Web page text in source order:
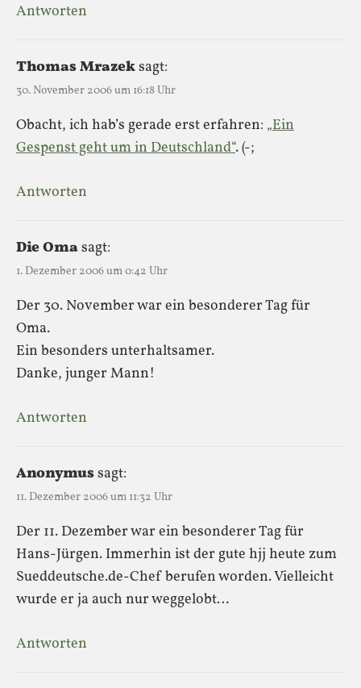
Antworten
Thomas Mrazeksagt:
30. November 2006 um 16:18 Uhr
Obacht, ich hab’s gerade erst erfahren: „Ein
Gespenst geht um in Deutschland“. (-;
Antworten
Die Omasagt:
1. Dezember 2006 um 0:42 Uhr
Der 30. November war ein besonderer Tag für
Oma.
Ein besonders unterhaltsamer.
Danke, junger Mann!
Antworten
Anonymussagt:
11. Dezember 2006 um 11:32 Uhr
Der 11. Dezember war ein besonderer Tag für
Hans-Jürgen. Immerhin ist der gute hjj heute zum
Sueddeutsche.de-Chef berufen worden. Vielleicht
wurde er ja auch nur weggelobt…
Antworten